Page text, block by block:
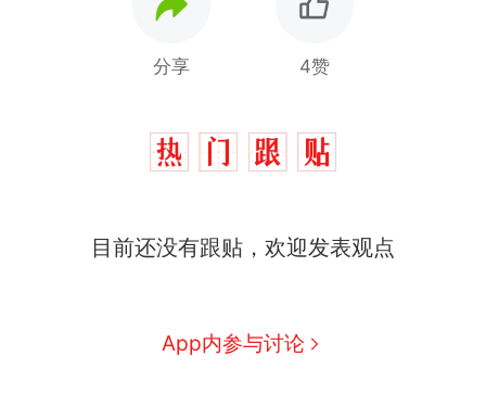
分享 4赞
目前还没有跟贴，欢迎发表观点
App内参与讨论